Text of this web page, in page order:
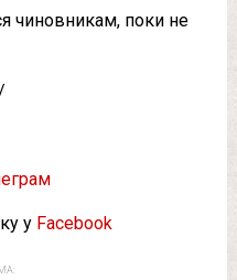
чиновникам, поки не
у Facebook